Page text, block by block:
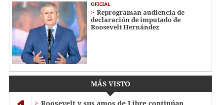
OFICIAL
Reprograman audiencia de
declaración de imputado de
Roosevelt Hernández
MÁS VISTO